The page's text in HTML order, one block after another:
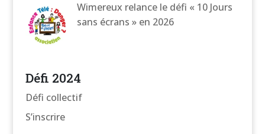
Wimereux relance le défi « 10 Jours
sans écrans » en 2026
Défi 2024
Défi collectif
S’inscrire